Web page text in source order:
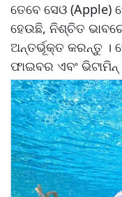
ତେବେ ସେଓ (Apple)
ହେଉଛି, ନିଶ୍ଚିତ
ଅନ୍ତର୍ଭୂକ୍ତ କରନ୍ତୁ ।
ଫାଇବର ଏବଂ